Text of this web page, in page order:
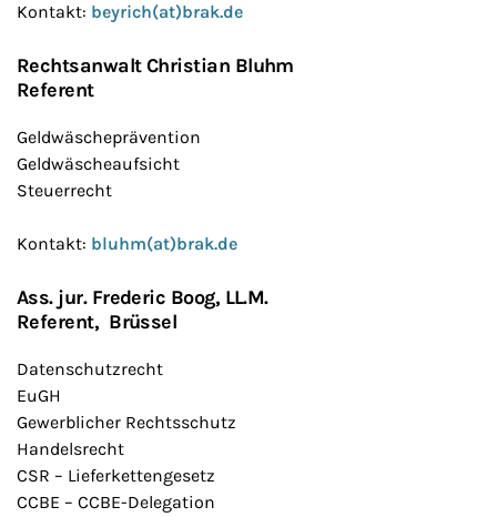
Kontakt: beyrich(at)brak.de
Rechtsanwalt Christian Bluhm
Referent
Geldwäscheprävention
Geldwäscheaufsicht
Steuerrecht
Kontakt: bluhm(at)brak.de
Ass. jur. Frederic Boog, LL.M.
Referent, Brüssel
Datenschutzrecht
EuGH
Gewerblicher Rechtsschutz
Handelsrecht
CSR – Lieferkettengesetz
CCBE – CCBE-Delegation